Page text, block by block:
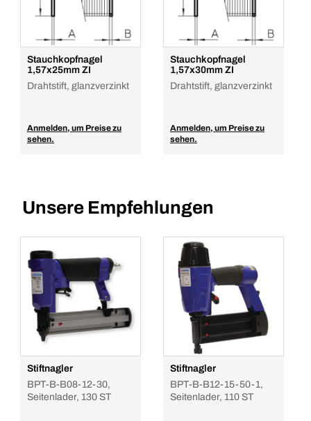
Stauchkopfnagel
1,57x25mm ZI
Drahtstift, glanzverzinkt
Anmelden, um Preise zu
sehen.
Stauchkopfnagel
1,57x30mm ZI
Drahtstift, glanzverzinkt
Anmelden, um Preise zu
sehen.
Unsere Empfehlungen
Stiftnagler
BPT-B-B08-12-30,
Seitenlader, 130 ST
Stiftnagler
BPT-B-B12-15-50-1,
Seitenlader, 110 ST